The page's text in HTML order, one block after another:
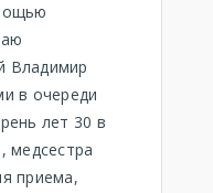
Владимир
в очереди
лет 30 в
медсестра
приема,